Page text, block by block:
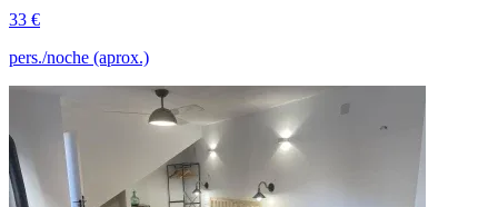
33 €
pers./noche (aprox.)